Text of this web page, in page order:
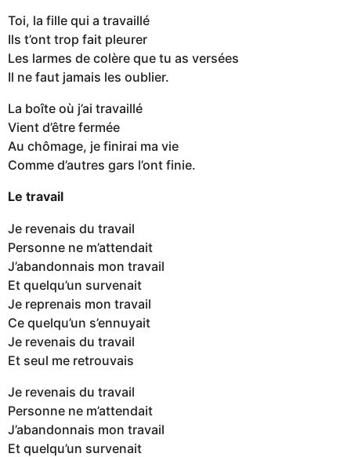
Toi, la fille qui a travaillé
Ils t’ont trop fait pleurer
Les larmes de colère que tu as versées
Il ne faut jamais les oublier.
La boîte où j’ai travaillé
Vient d’être fermée
Au chômage, je finirai ma vie
Comme d’autres gars l’ont finie.
Le travail
Je revenais du travail
Personne ne m’attendait
J’abandonnais mon travail
Et quelqu’un survenait
Je reprenais mon travail
Ce quelqu’un s’ennuyait
Je revenais du travail
Et seul me retrouvais
Je revenais du travail
Personne ne m’attendait
J’abandonnais mon travail
Et quelqu’un survenait